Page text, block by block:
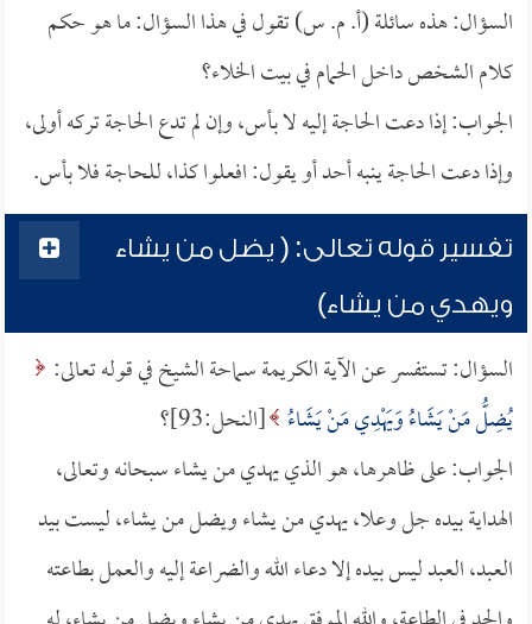
السؤال: هذه سائلة (أ. م. س) تقول في هذا السؤال: ما هو حكم
كلام الشخص داخل الحمام في بيت الخلاء؟
الجواب: إذا دعت الحاجة إليه لا بأس، وإن لم تدع الحاجة تركه أولى،
وإذا دعت الحاجة ينبه أحد أو يقول: افعلوا كذا، للحاجة فلا بأس.
تفسير قوله تعالى: ( يضل من يشاء
ويهدي من يشاء)
السؤال: تستفسر عن الآية الكريمة سماحة الشيخ في قوله تعالى:
يُضِلُّ مَنْ يَشَاءُ وَيَهْدِي مَنْ يَشَاءُ [النحل:93]؟
الجواب: على ظاهرها، هو الذي يهدي من يشاء سبحانه وتعالى،
الهداية بيده جل وعلا، يهدي من يشاء ويضل من يشاء، ليست بيد
العبد، العبد ليس بيده إلا دعاء الله والضراعة إليه والعمل بطاعته